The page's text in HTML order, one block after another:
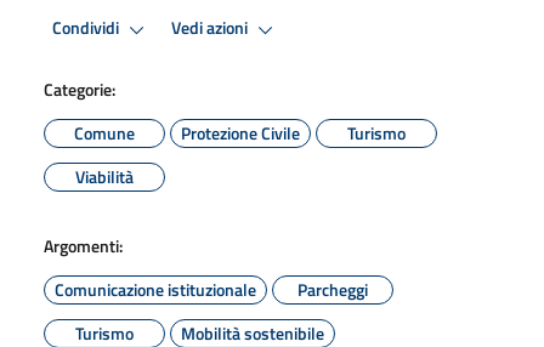
Condividi Vedi azioni
Categorie:
Comune
Protezione Civile
Turismo
Viabilità
Argomenti:
Comunicazione istituzionale
Parcheggi
Turismo
Mobilità sostenibile